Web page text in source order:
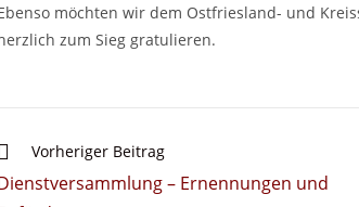
möchten wir dem Ostfriesland- und
zum Sieg gratulieren.
Vorheriger Beitrag
– Ernennungen und